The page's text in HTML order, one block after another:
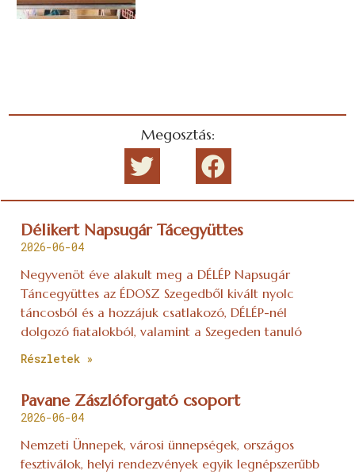
Megosztás:
Délikert Napsugár Tácegyüttes
2026-06-04
Negyvenöt éve alakult meg a DÉLÉP Napsugár
Táncegyüttes az ÉDOSZ Szegedből kivált nyolc
táncosból és a hozzájuk csatlakozó, DÉLÉP-nél
dolgozó fiatalokból, valamint a Szegeden tanuló
Részletek »
Pavane Zászlóforgató csoport
2026-06-04
Nemzeti Ünnepek, városi ünnepségek, országos
fesztiválok, helyi rendezvények egyik legnépszerűbb